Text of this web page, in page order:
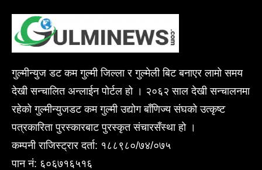
गुल्मीन्युज डट कम गुल्मी जिल्ला र गुल्मेली बिट बनाएर लामो समय
देखी सन्चालित अन्लाईन पोर्टल हो । २०६२ साल देखी सन्चालनमा
रहेको गुल्मीन्युजडट कम गुल्मी उद्योग बाँणिज्य संघको उत्कृष्ट
पत्रकारिता पुरस्कारबाट पुरस्कृत संचारसँस्था हो ।
कम्पनी राजिस्ट्रार दर्ता: १८८९८०/७४/०७५
पान नं: ६०६७१६५१६